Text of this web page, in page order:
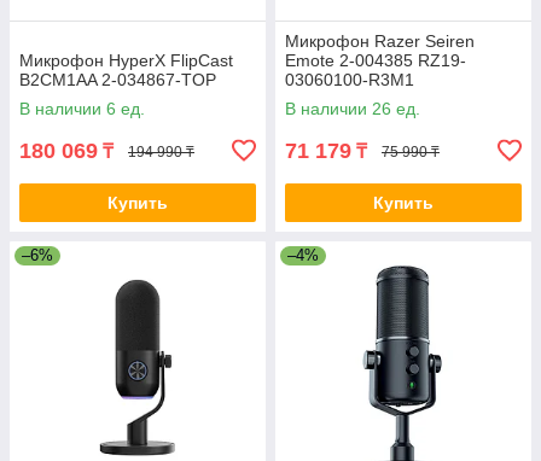
Микрофон HyperX FlipCast
B2CM1AA 2-034867-TOP
В наличии 6 ед.
180 069 ₸ 194 990 ₸
Купить
Микрофон Razer Seiren
Emote 2-004385 RZ19-
03060100-R3M1
В наличии 26 ед.
71 179 ₸ 75 990 ₸
Купить
–6% –4%